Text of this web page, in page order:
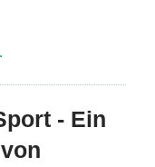
- Ein